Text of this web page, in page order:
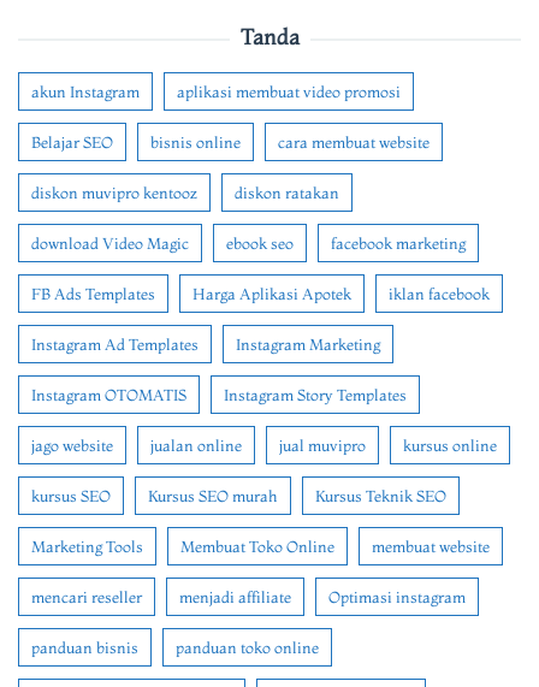
Tanda
akun Instagram aplikasi membuat video promosi
Belajar SEO bisnis online cara membuat website
diskon muvipro kentooz diskon ratakan
download Video Magic ebook seo facebook marketing
FB Ads Templates Harga Aplikasi Apotek iklan facebook
Instagram Ad Templates Instagram Marketing
Instagram OTOMATIS Instagram Story Templates
jago website jualan online jual muvipro kursus online
kursus SEO Kursus SEO murah Kursus Teknik SEO
Marketing Tools Membuat Toko Online membuat website
mencari reseller menjadi affiliate Optimasi instagram
panduan bisnis panduan toko online